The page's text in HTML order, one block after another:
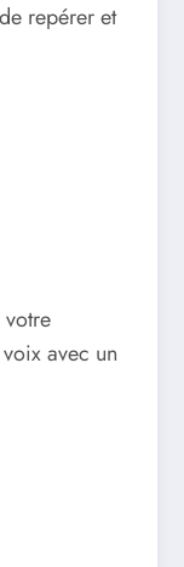
repérer et
avec un